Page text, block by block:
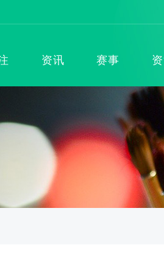
资讯 赛事